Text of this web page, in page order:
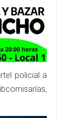
policial a